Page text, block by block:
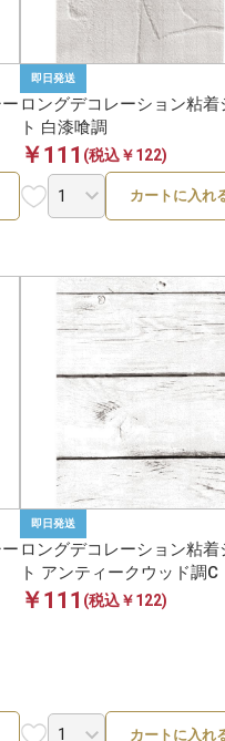
プロダクツ 21件
所 16件
ーライフ 2件
・g
g〜1L・kg
円
円
以上
即日発送
ロングデコレーション粘着
ト 白漆喰調
￥111 (税込￥122)
カートに入れ
即日発送
ロングデコレーション粘着
ト アンティークウッド調C
￥111 (税込￥122)
カートに入れ